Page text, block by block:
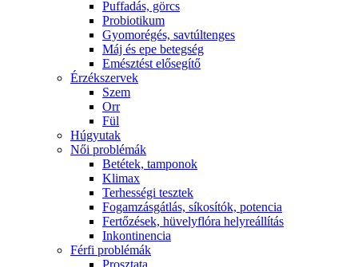
Puffadás, görcs
Probiotikum
Gyomorégés, savtúltenges
Máj és epe betegség
Emésztést elősegítő
Érzékszervek
Szem
Orr
Fül
Húgyutak
Női problémák
Betétek, tamponok
Klimax
Terhességi tesztek
Fogamzásgátlás, síkosítók, potencia
Fertőzések, hüvelyflóra helyreállítás
Inkontinencia
Férfi problémák
Prosztata